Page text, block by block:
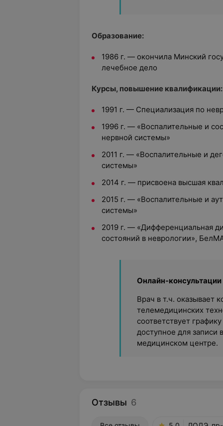
Образование:
1986 г. — окончила Минский
лечебное дело
Курсы, повышение квалификации:
1991 г. — Специализация по
1996 г. — «Воспалительные и
нервной системы»
2011 г. — «Воспалительные и
системы»
2014 г. — присвоена высшая
2015 г. — «Воспалительные и
системы»
2019 г. — «Дифференциальная
состояний в неврологии»,
Онлайн-консультации
Врач в т.ч. оказывает
телемедицинских
соответствует
доступное для записи
медицинском центре.
Отзывы 6